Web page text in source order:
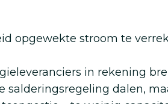
opgewekte stroom te
in rekening
salderingsregeling dalen,